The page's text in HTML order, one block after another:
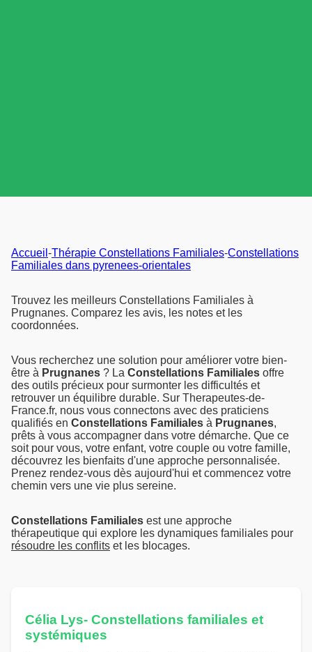
Accueil -Thérapie Constellations Familiales-Constellations
Familiales dans pyrenees-orientales
Trouvez les meilleurs Constellations Familiales à
Prugnanes. Comparez les avis, les notes et les
coordonnées.
Vous recherchez une solution pour améliorer votre bien-
être à Prugnanes ? La Constellations Familiales offre
des outils précieux pour surmonter les difficultés et
retrouver un équilibre durable. Sur Therapeutes-de-
France.fr, nous vous connectons avec des praticiens
qualifiés en Constellations Familiales à Prugnanes,
prêts à vous accompagner dans votre démarche. Que ce
soit pour vous, votre enfant, votre couple ou votre famille,
découvrez les bienfaits d'une approche personnalisée.
Prenez rendez-vous dès aujourd'hui et commencez votre
chemin vers une vie plus sereine.
Constellations Familiales est une approche
thérapeutique qui explore les dynamiques familiales pour
résoudre les conflits et les blocages.
Célia Lys- Constellations familiales et
systémiques